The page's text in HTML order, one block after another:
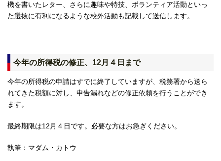
機を書いたレター、さらに趣味や特技、ボランティア活動といっ
た選抜に有利になるような校外活動も記載して送信します。
今年の所得税の修正、12月４日まで
今年の所得税の申請はすでに終了していますが、税務署から送ら
れてきた税額に対し、申告漏れなどの修正依頼を行うことができ
ます。
最終期限は12月４日です。必要な方はお急ぎください。
執筆：マダム・カトウ